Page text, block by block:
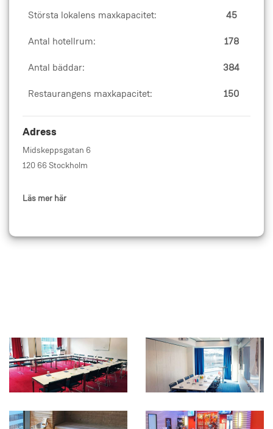
Största lokalens maxkapacitet: 45
Antal hotellrum: 178
Antal bäddar: 384
Restaurangens maxkapacitet: 150
Adress
Midskeppsgatan 6
120 66 Stockholm
Läs mer här